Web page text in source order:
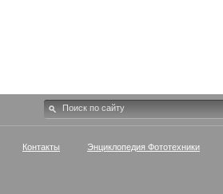
Контакты Энциклопедия Фототехники